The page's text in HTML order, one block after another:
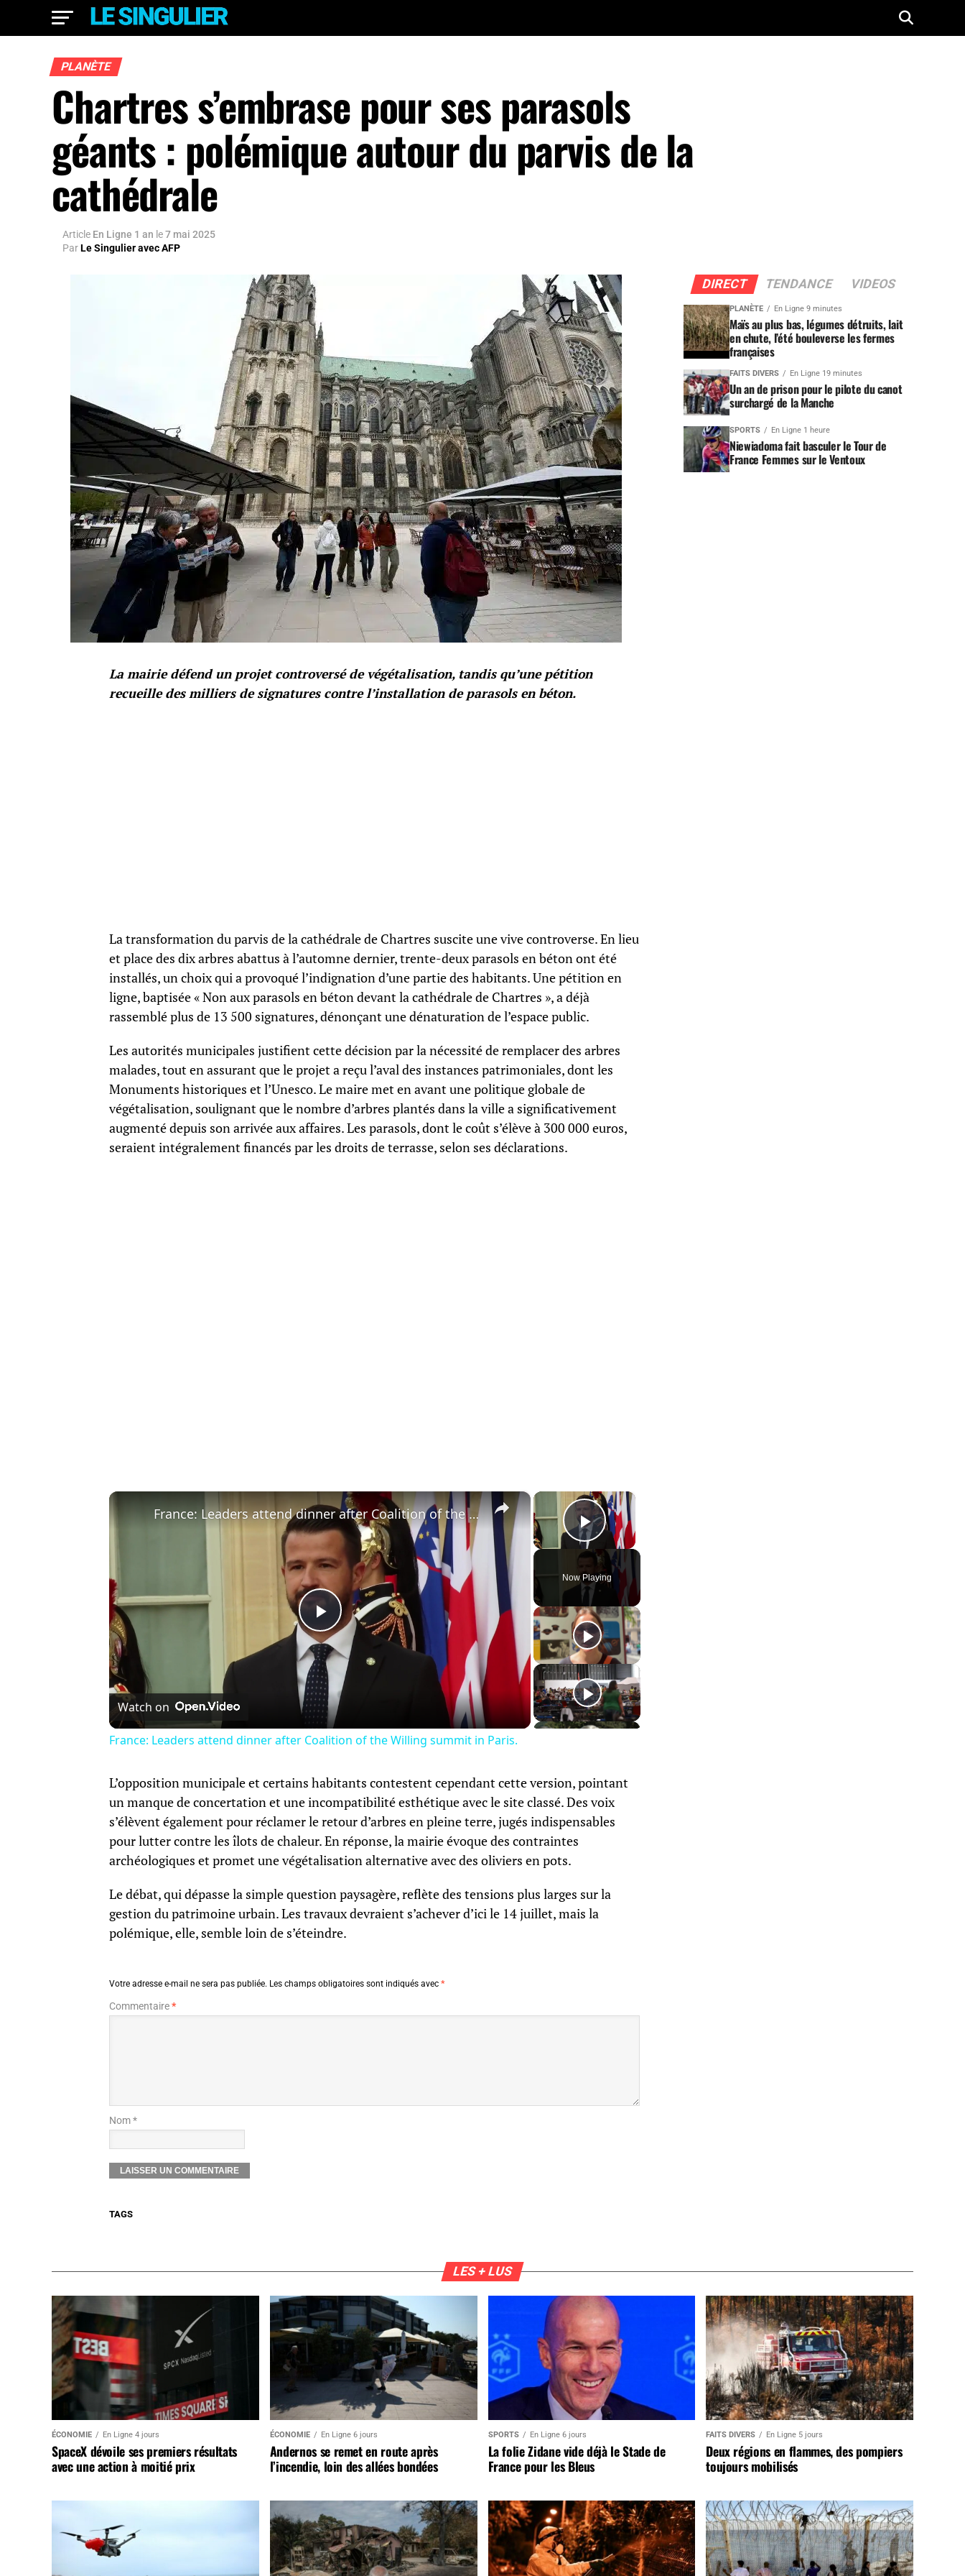
PLANÈTE
Chartres s’embrase pour ses parasols
géants : polémique autour du parvis de la
cathédrale
Article En Ligne 1 an le7 mai 2025
ParLe Singulier avec AFP
La mairie défend un projet controversé de végétalisation, tandis qu’une pétition
recueille des milliers de signatures contre l’installation de parasols en béton.
La transformation du parvis de la cathédrale de Chartres suscite une vive controverse. En lieu
et place des dix arbres abattus à l’automne dernier, trente-deux parasols en béton ont été
installés, un choix qui a provoqué l’indignation d’une partie des habitants. Une pétition en
ligne, baptisée « Non aux parasols en béton devant la cathédrale de Chartres », a déjà
rassemblé plus de 13 500 signatures, dénonçant une dénaturation de l’espace public.
Les autorités municipales justifient cette décision par la nécessité de remplacer des arbres
malades, tout en assurant que le projet a reçu l’aval des instances patrimoniales, dont les
Monuments historiques et l’Unesco. Le maire met en avant une politique globale de
végétalisation, soulignant que le nombre d’arbres plantés dans la ville a significativement
augmenté depuis son arrivée aux affaires. Les parasols, dont le coût s’élève à 300 000 euros,
seraient intégralement financés par les droits de terrasse, selon ses déclarations.
×
Play Video
Now Playing
×
Play
Video
France: Leaders attend dinner after Coalition of the Willing summit in Paris.
Watch on
France: Leaders attend dinner after Coalition of the Willing summit in Paris.
L’opposition municipale et certains habitants contestent cependant cette version, pointant
un manque de concertation et une incompatibilité esthétique avec le site classé. Des voix
s’élèvent également pour réclamer le retour d’arbres en pleine terre, jugés indispensables
pour lutter contre les îlots de chaleur. En réponse, la mairie évoque des contraintes
archéologiques et promet une végétalisation alternative avec des oliviers en pots.
Le débat, qui dépasse la simple question paysagère, reflète des tensions plus larges sur la
gestion du patrimoine urbain. Les travaux devraient s’achever d’ici le 14 juillet, mais la
polémique, elle, semble loin de s’éteindre.
Votre adresse e-mail ne sera pas publiée. Les champs obligatoires sont indiqués avec *
Commentaire*
Nom *
TAGS
DIRECT TENDANCE VIDEOS
PLANÈTE En Ligne 9 minutes
Maïs au plus bas, légumes détruits, lait
en chute, l’été bouleverse les fermes
françaises
FAITS DIVERS En Ligne 19 minutes
Un an de prison pour le pilote du canot
surchargé de la Manche
SPORTS En Ligne 1 heure
Niewiadoma fait basculer le Tour de
France Femmes sur le Ventoux
LES + LUS
ÉCONOMIE En Ligne 4 jours
SpaceX dévoile ses premiers résultats
avec une action à moitié prix
ÉCONOMIE En Ligne 6 jours
Andernos se remet en route après
l’incendie, loin des allées bondées
SPORTS En Ligne 6 jours
La folie Zidane vide déjà le Stade de
France pour les Bleus
FAITS DIVERS En Ligne 5 jours
Deux régions en flammes, des pompiers
toujours mobilisés